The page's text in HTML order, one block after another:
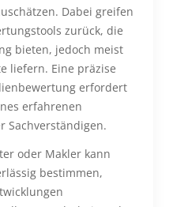
Dabei greifen
zurück, die
bieten, jedoch meist
liefern. Eine präzise
erfordert
erfahrenen
Sachverständigen.
oder Makler kann
bestimmen,